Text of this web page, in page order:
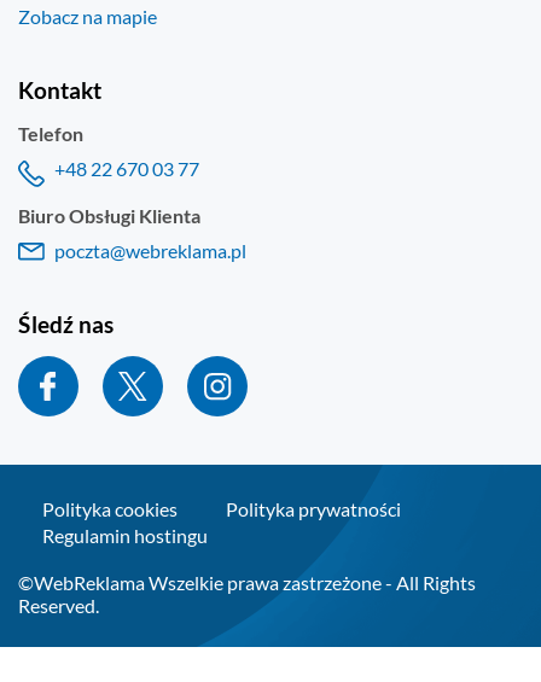
Zobacz na mapie
Kontakt
Telefon
+48 22 670 03 77
Biuro Obsługi Klienta
poczta@webreklama.pl
Śledź nas
Polityka cookies
Polityka prywatności
Regulamin hostingu
©WebReklama Wszelkie prawa zastrzeżone - All Rights
Reserved.